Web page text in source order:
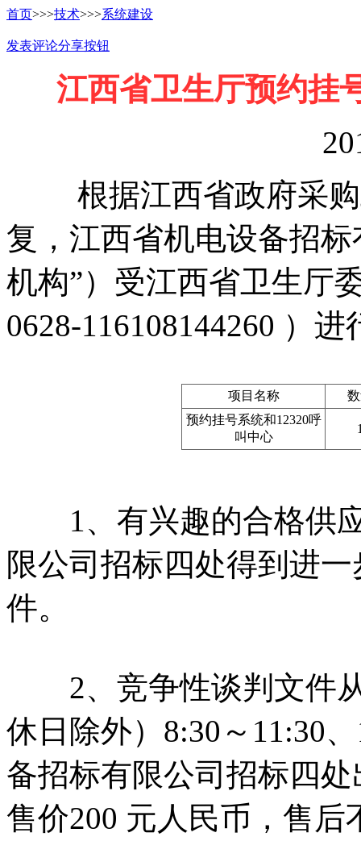
首页>>>技术>>>系统建设
发表评论分享按钮
江西省卫生厅预约挂
根据江西省政府采购
复，江西省机电设备招
机构”）受江西省卫生厅
0628-116108144260 ）
项目名称
预约挂号系统和12320呼
叫中心
1、有兴趣的合格供应
限公司招标四处得到进
件。
2、竞争性谈判文件从
休日除外）8:30～11:30
备招标有限公司招标四
售价200 元人民币，售